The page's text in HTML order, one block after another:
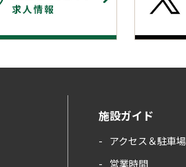
施設ガイド
アクセス＆駐車場
営業時間